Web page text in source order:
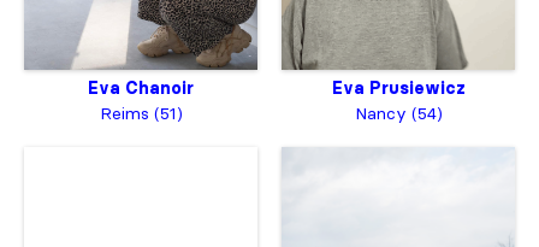
Eva Chanoir
Reims (51)
Eva Prusiewicz
Nancy (54)